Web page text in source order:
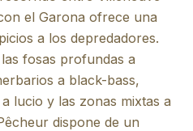
el Garona ofrece una
a los depredadores.
fosas profundas a
a black-bass,
lucio y las zonas mixtas a
dispone de un